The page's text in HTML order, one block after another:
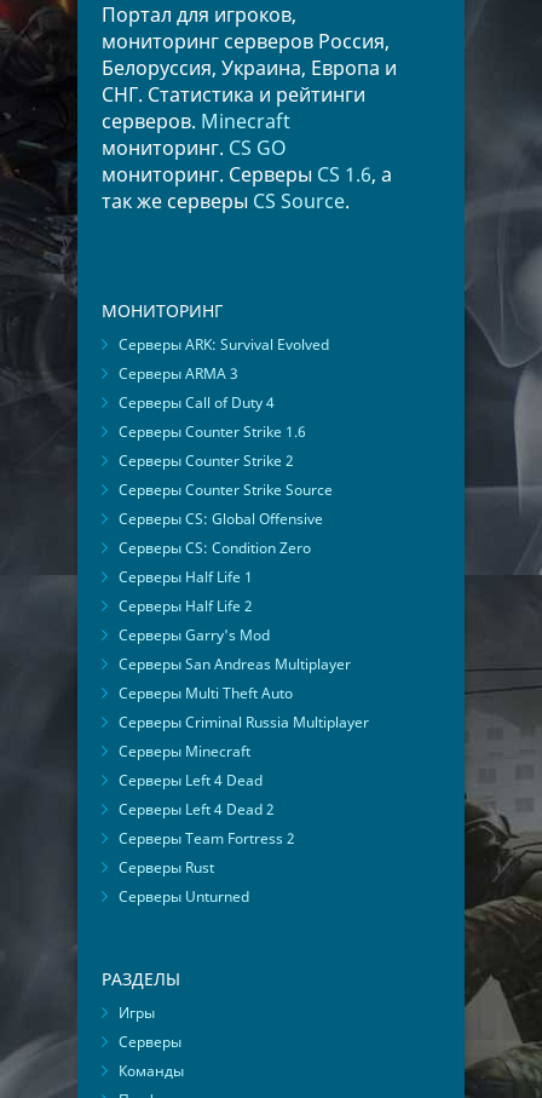
Портал для игроков,
мониторинг серверов Россия,
Белоруссия, Украина, Европа и
СНГ. Статистика и рейтинги
серверов. Minecraft
мониторинг. CS GO
мониторинг. Серверы CS 1.6, а
так же серверы CS Source.
МОНИТОРИНГ
Серверы ARK: Survival Evolved
Серверы ARMA 3
Серверы Call of Duty 4
Серверы Counter Strike 1.6
Серверы Counter Strike 2
Серверы Counter Strike Source
Серверы CS: Global Offensive
Серверы CS: Condition Zero
Серверы Half Life 1
Серверы Half Life 2
Серверы Garry's Mod
Серверы San Andreas Multiplayer
Серверы Multi Theft Auto
Серверы Criminal Russia Multiplayer
Серверы Minecraft
Серверы Left 4 Dead
Серверы Left 4 Dead 2
Серверы Team Fortress 2
Серверы Rust
Серверы Unturned
РАЗДЕЛЫ
Игры
Серверы
Команды